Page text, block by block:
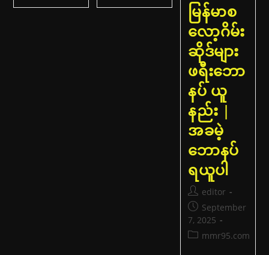
မြန်မာစ
လော့ဂိမ်း
ဆိုဒ်များ
ဖရီးဘော
နပ် ယူ
နည်း |
အခမဲ့
ဘောနပ်
ရယူပါ
Post
author:
editor
Post
published:
September
7, 2025
Postmmr95.com